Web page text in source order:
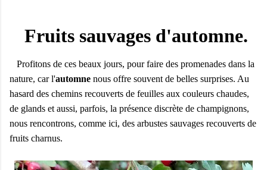
Fruits sauvages d'automne.
Profitons de ces beaux jours, pour faire des promenades dans la
nature, car l'automne nous offre souvent de belles surprises. Au
hasard des chemins recouverts de feuilles aux couleurs chaudes,
de glands et aussi, parfois, la présence discrète de champignons,
nous rencontrons, comme ici, des arbustes sauvages recouverts de
fruits charnus.